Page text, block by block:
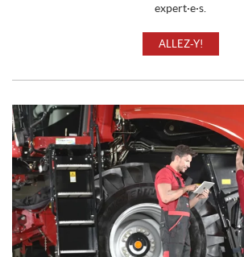
expert·e·s.
ALLEZ-Y!